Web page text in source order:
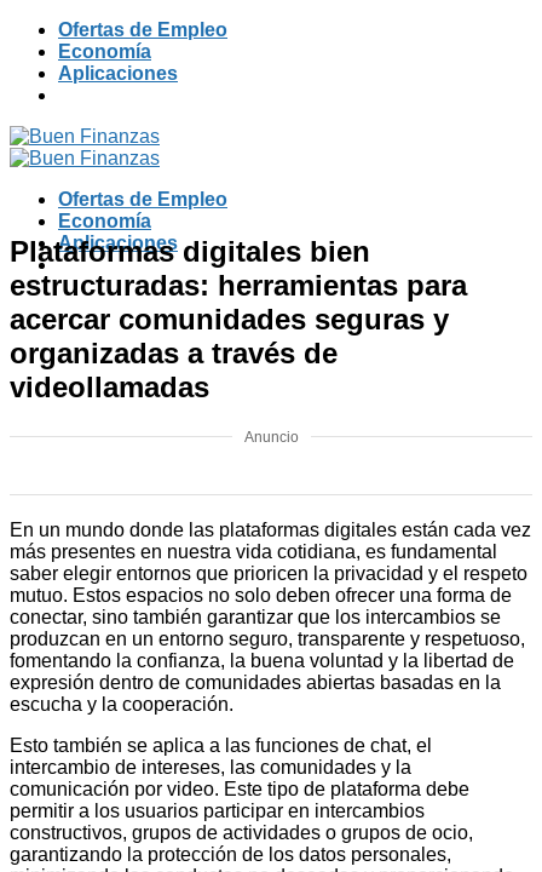
Skip
content
Ofertas de Empleo
Economía
Aplicaciones
Ofertas de Empleo
Economía
Aplicaciones
Plataformas digitales bien
estructuradas: herramientas para
acercar comunidades seguras y
organizadas a través de
videollamadas
Anuncio
En un mundo donde las plataformas digitales están cada vez
más presentes en nuestra vida cotidiana, es fundamental
saber elegir entornos que prioricen la privacidad y el respeto
mutuo. Estos espacios no solo deben ofrecer una forma de
conectar, sino también garantizar que los intercambios se
produzcan en un entorno seguro, transparente y respetuoso,
fomentando la confianza, la buena voluntad y la libertad de
expresión dentro de comunidades abiertas basadas en la
escucha y la cooperación.
Esto también se aplica a las funciones de chat, el
intercambio de intereses, las comunidades y la
comunicación por video. Este tipo de plataforma debe
permitir a los usuarios participar en intercambios
constructivos, grupos de actividades o grupos de ocio,
garantizando la protección de los datos personales,